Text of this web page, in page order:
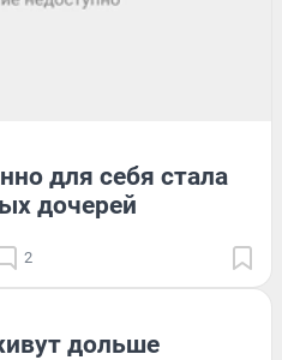
для себя стала
дочерей
2
дольше